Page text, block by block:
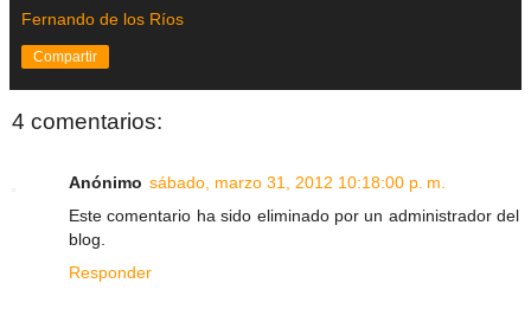
Fernando de los Ríos
Compartir
4 comentarios:
Anónimo sábado, marzo 31, 2012 10:18:00 p. m.
Este comentario ha sido eliminado por un administrador del
blog.
Responder